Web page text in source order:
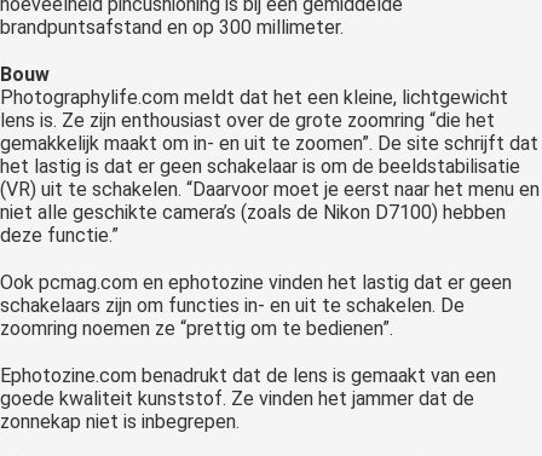
hoeveelheid pincushioning is bij een gemiddelde
brandpuntsafstand en op 300 millimeter.
Bouw
Photographylife.com meldt dat het een kleine, lichtgewicht
lens is. Ze zijn enthousiast over de grote zoomring “die het
gemakkelijk maakt om in- en uit te zoomen”. De site schrijft dat
het lastig is dat er geen schakelaar is om de beeldstabilisatie
(VR) uit te schakelen. “Daarvoor moet je eerst naar het menu en
niet alle geschikte camera’s (zoals de Nikon D7100) hebben
deze functie.”
Ook pcmag.com en ephotozine vinden het lastig dat er geen
schakelaars zijn om functies in- en uit te schakelen. De
zoomring noemen ze “prettig om te bedienen”.
Ephotozine.com benadrukt dat de lens is gemaakt van een
goede kwaliteit kunststof. Ze vinden het jammer dat de
zonnekap niet is inbegrepen.